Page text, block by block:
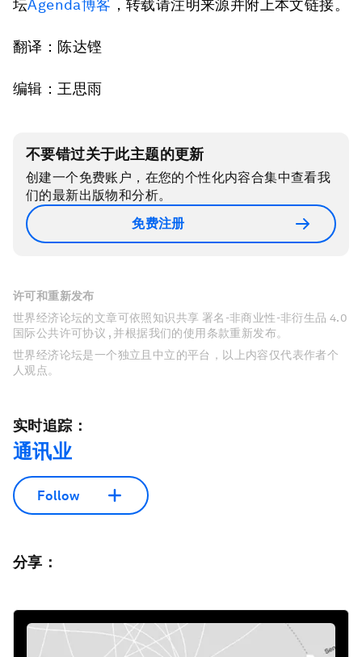
坛Agenda博客 ，转载请注明来源并附上本文链接。
翻译：陈达铿
编辑：王思雨
不要错过关于此主题的更新
创建一个免费账户，在您的个性化内容合集中查看我
们的最新出版物和分析。
免费注册
许可和重新发布
世界经济论坛的文章可依照知识共享 署名-非商业性-非衍生品 4.0
国际公共许可协议 , 并根据我们的使用条款重新发布。
世界经济论坛是一个独立且中立的平台，以上内容仅代表作者个
人观点。
实时追踪：
通讯业
Follow
分享：